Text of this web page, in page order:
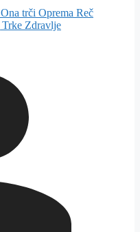
Ona trči Oprema Reč
Trke Zdravlje